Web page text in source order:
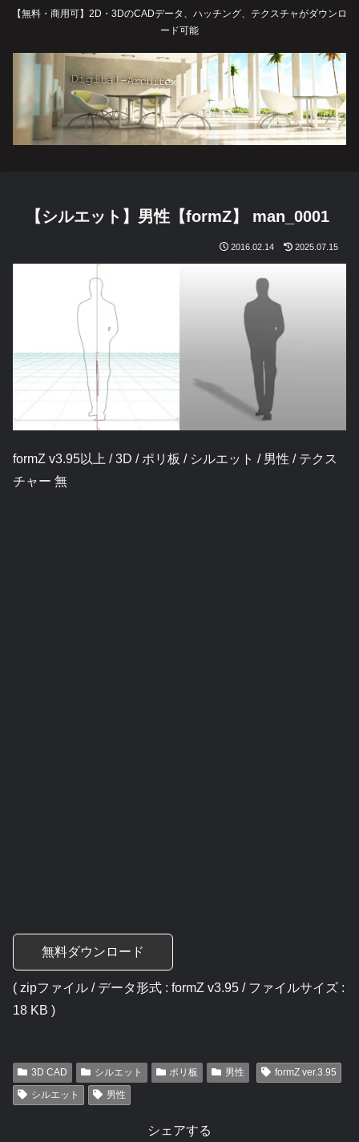
【無料・商用可】2D・3DのCADデータ、ハッチング、テクスチャがダウンロ
ード可能
【シルエット】男性【formZ】 man_0001
2016.02.14 2025.07.15
formZ v3.95以上 / 3D / ポリ板 / シルエット / 男性 / テクス
チャー 無
無料ダウンロード
( zipファイル / データ形式 : formZ v3.95 / ファイルサイズ :
18 KB )
3D CAD シルエット ポリ板 男性
formZ ver.3.95
シルエット
男性
シェアする